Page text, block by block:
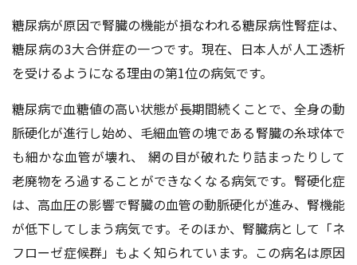
糖尿病が原因で腎臓の機能が損なわれる糖尿病性腎症は、
糖尿病の3大合併症の一つです。現在、日本人が人工透析
を受けるようになる理由の第1位の病気です。
糖尿病で血糖値の高い状態が長期間続くことで、全身の動
脈硬化が進行し始め、毛細血管の塊である腎臓の糸球体で
も細かな血管が壊れ、 網の目が破れたり詰まったりして
老廃物をろ過することができなくなる病気です。腎硬化症
は、高血圧の影響で腎臓の血管の動脈硬化が進み、腎機能
が低下してしまう病気です。そのほか、腎臓病として「ネ
フローゼ症候群」もよく知られています。この病名は原因